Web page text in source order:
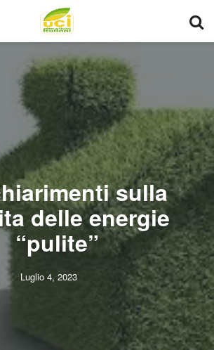
sulla
delle energie
“pulite”
Luglio 4, 2023